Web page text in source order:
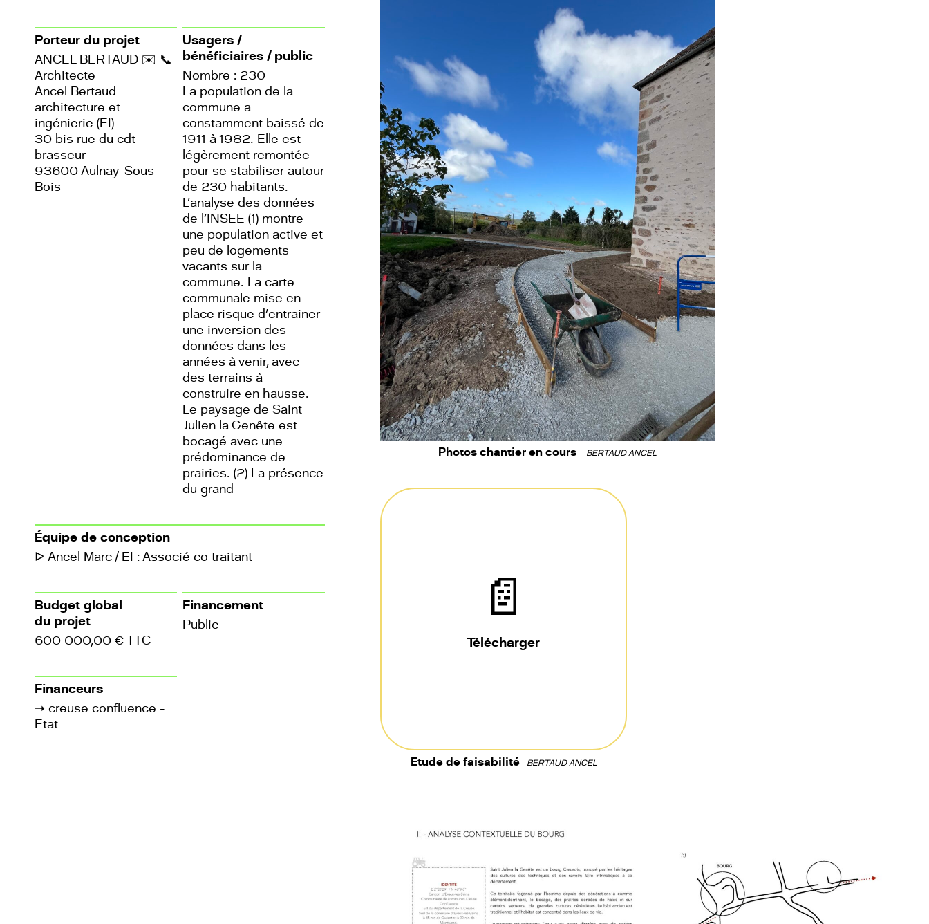
Porteur du projet
ANCEL BERTAUD ✉️ 📞
Architecte
Ancel Bertaud
architecture et
ingénierie (EI)
30 bis rue du cdt
brasseur
93600 Aulnay-Sous-
Bois
Usagers /
bénéficiaires / public
Nombre : 230
La population de la
commune a
constamment baissé de
1911 à 1982. Elle est
légèrement remontée
pour se stabiliser autour
de 230 habitants.
L’analyse des données
de l’INSEE (1) montre
une population active et
peu de logements
vacants sur la
commune. La carte
communale mise en
place risque d’entrainer
une inversion des
données dans les
années à venir, avec
des terrains à
construire en hausse.
Le paysage de Saint
Julien la Genête est
bocagé avec une
prédominance de
prairies. (2) La présence
du grand
Équipe de conception
ᐅ Ancel Marc / EI : Associé co traitant
Budget global
du projet
600 000,00 € TTC
Financement
Public
Financeurs
➝ creuse confluence -
Etat
Photos chantier en cours BERTAUD ANCEL
📄
Télécharger
Etude de faisabilité BERTAUD ANCEL